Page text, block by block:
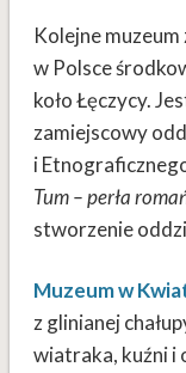
Kolejne
w Polsce
koło Łęczycy.
zamiejscowy
i
Tum – perła
stworzenie
Muzeum w
z glinianej
wiatraka, kuźni i